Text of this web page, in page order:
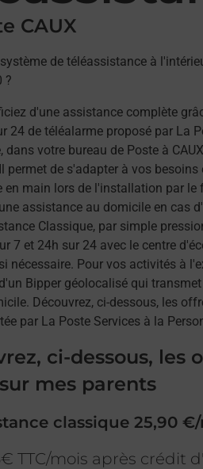
CAUX
de téléassistance à
?
d'une assistance complète
24 de téléalarme proposé par La
dans votre bureau de Poste à
permet de s'adapter à vos
en main lors de l'installation par le
assistance au domicile en cas
Classique, par simple
7 et 24h sur 24 avec le centre
nécessaire. Pour vos activités à
Bipper géolocalisé qui
Découvrez, ci-dessous, les
par La Poste Services à la
ci-dessous, les
mes parents
classique 25,90
TTC/mois après crédit